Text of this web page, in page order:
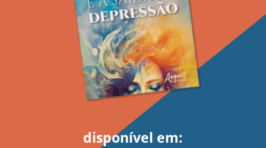
disponível em: